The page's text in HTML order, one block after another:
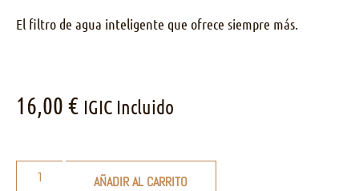
El filtro de agua inteligente que ofrece siempre más.
16,00€ IGIC Incluido
AÑADIR AL CARRITO